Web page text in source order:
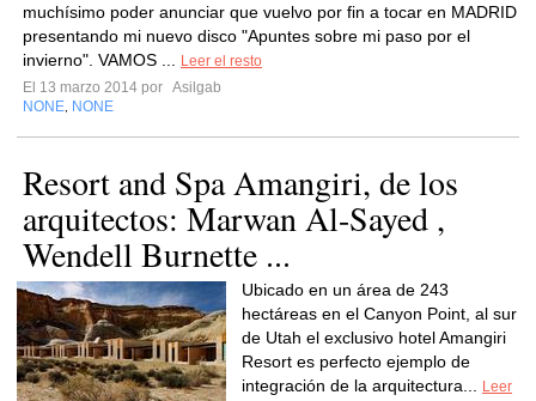
muchísimo poder anunciar que vuelvo por fin a tocar en MADRID
presentando mi nuevo disco "Apuntes sobre mi paso por el
invierno". VAMOS ...
Leer el resto
El 13 marzo 2014 por Asilgab
NONE NONE
Resort and Spa Amangiri, de los
arquitectos: Marwan Al-Sayed ,
Wendell Burnette ...
Ubicado en un área de 243
hectáreas en el Canyon Point, al sur
de Utah el exclusivo hotel Amangiri
Resort es perfecto ejemplo de
integración de la arquitectura...
Leer